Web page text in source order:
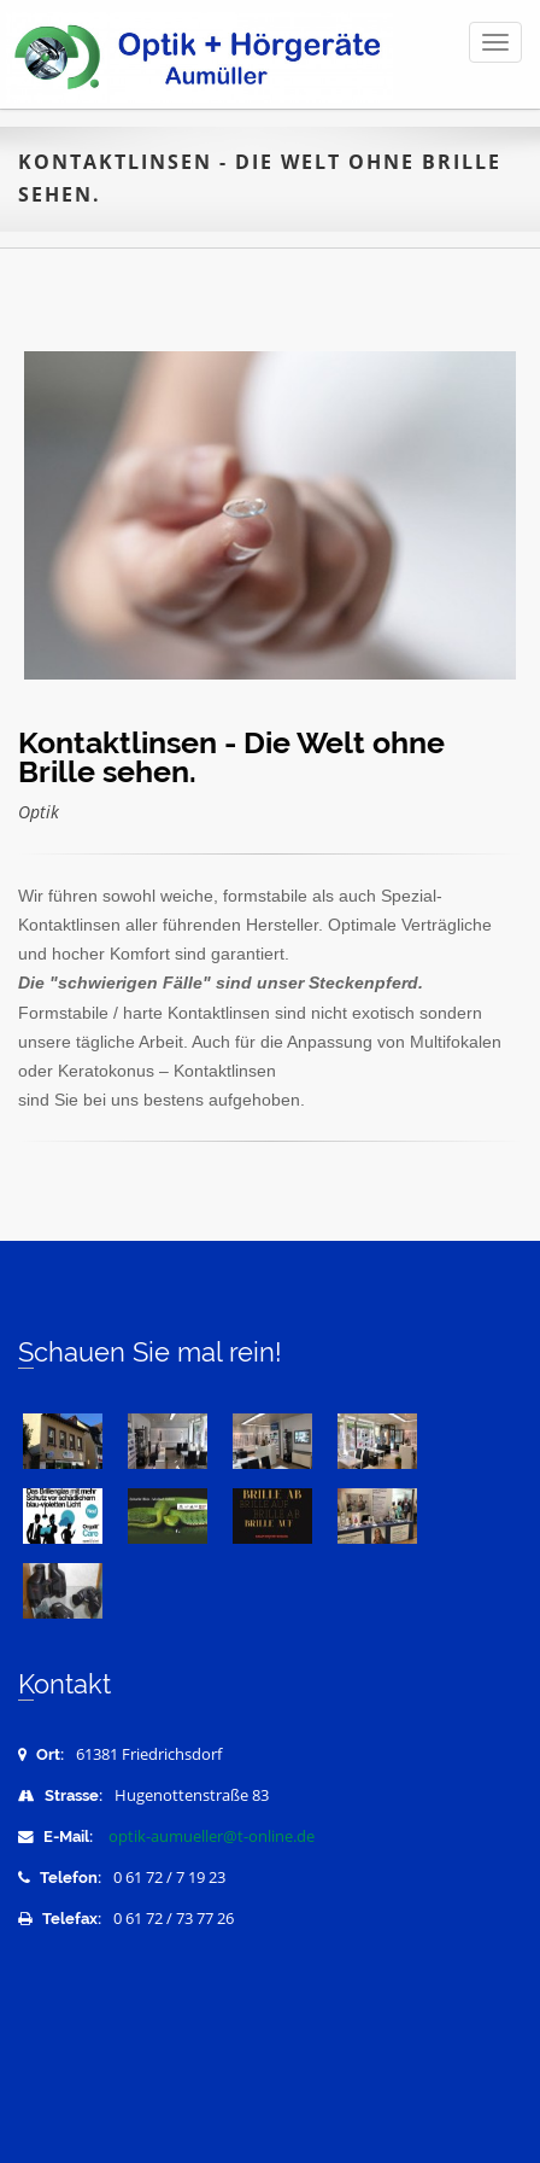
KONTAKTLINSEN - DIE WELT OHNE BRILLE
SEHEN.
Kontaktlinsen - Die Welt ohne
Brille sehen.
Optik
Wir führen sowohl weiche, formstabile als auch Spezial-
Kontaktlinsen aller führenden Hersteller. Optimale Verträgliche
und hocher Komfort sind garantiert.
Die "schwierigen Fälle" sind unser Steckenpferd.
Formstabile / harte Kontaktlinsen sind nicht exotisch sondern
unsere tägliche Arbeit. Auch für die Anpassung von Multifokalen
oder Keratokonus – Kontaktlinsen
sind Sie bei uns bestens aufgehoben.
Schauen Sie mal rein!
Kontakt
Ort: 61381 Friedrichsdorf
Strasse: Hugenottenstraße 83
E-Mail: optik-aumueller@t-online.de
Telefon: 0 61 72 / 7 19 23
Telefax: 0 61 72 / 73 77 26